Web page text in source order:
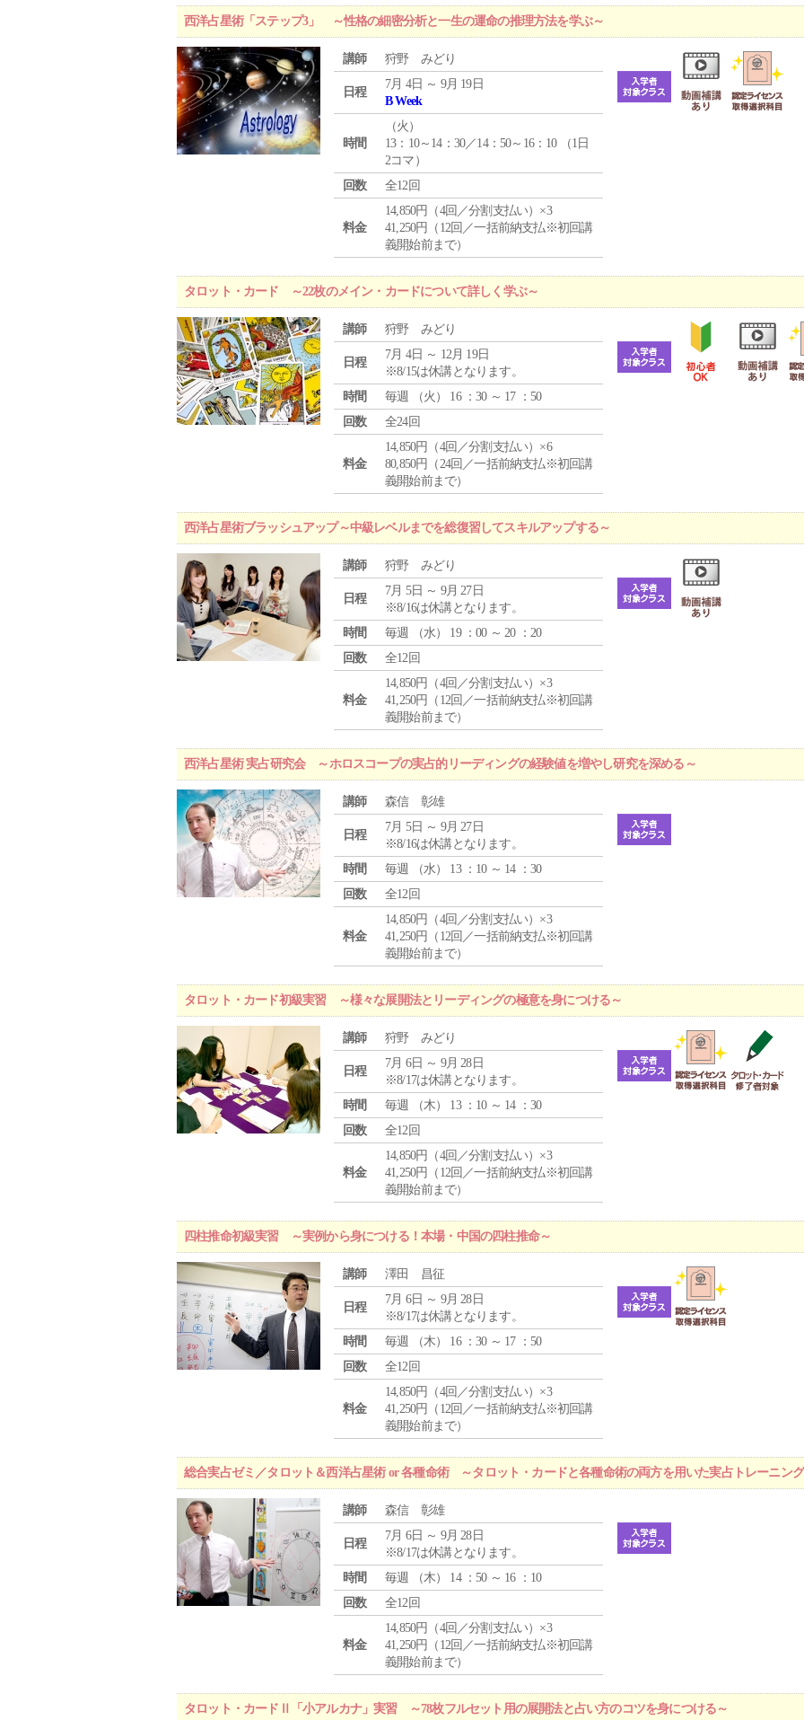
西洋占星術「ステップ3」 ～性格の細密分析と一生の運命の推理方法を学ぶ～
講師 狩野 みどり
日程
7月 4日 ～ 9月 19日
B Week
時間
（火 ）
13：10～14：30／14：50～16：10 （1日
2コマ）
回数
全12回
料金
14,850円（4回／分割支払い）×3
41,250円（12回／一括前納支払※初回講
義開始前まで）
タロット・カード ～22枚のメイン・カードについて詳しく学ぶ～
講師 狩野 みどり
日程
7月 4日 ～ 12月 19日
※8/15は休講となります。
時間
毎週 （火 ） 16 ：30 ～ 17 ：50
回数
全24回
料金
14,850円（4回／分割支払い）×6
80,850円（24回／一括前納支払※初回講
義開始前まで）
西洋占星術ブラッシュアップ～中級レベルまでを総復習してスキルアップする～
講師 狩野 みどり
日程
7月 5日 ～ 9月 27日
※8/16は休講となります。
時間
毎週 （水） 19 ：00 ～ 20 ：20
回数
全12回
料金
14,850円（4回／分割支払い）×3
41,250円（12回／一括前納支払※初回講
義開始前まで）
西洋占星術 実占研究会 ～ホロスコープの実占的リーディングの経験値を増やし研究を深める～
講師 森信 彰雄
日程
7月 5日 ～ 9月 27日
※8/16は休講となります。
時間
毎週 （水） 13 ：10 ～ 14 ：30
回数
全12回
料金
14,850円（4回／分割支払い）×3
41,250円（12回／一括前納支払※初回講
義開始前まで）
タロット・カード初級実習 ～様々な展開法とリーディングの極意を身につける～
講師 狩野 みどり
日程
7月 6日 ～ 9月 28日
※8/17は休講となります。
時間
毎週 （木） 13 ：10 ～ 14 ：30
回数
全12回
料金
14,850円（4回／分割支払い）×3
41,250円（12回／一括前納支払※初回講
義開始前まで）
四柱推命初級実習 ～実例から身につける！本場・中国の四柱推命～
講師 澤田 昌征
日程
7月 6日 ～ 9月 28日
※8/17は休講となります。
時間
毎週 （木） 16 ：30 ～ 17 ：50
回数
全12回
料金
14,850円（4回／分割支払い）×3
41,250円（12回／一括前納支払※初回講
義開始前まで）
総合実占ゼミ／タロット＆西洋占星術 or 各種命術 ～タロット・カードと各種命術の両方を用いた実占トレーニン
講師 森信 彰雄
日程
7月 6日 ～ 9月 28日
※8/17は休講となります。
時間
毎週 （木） 14 ：50 ～ 16 ：10
回数
全12回
料金
14,850円（4回／分割支払い）×3
41,250円（12回／一括前納支払※初回講
義開始前まで）
タロット・カードⅡ「小アルカナ」実習 ～78枚フルセット用の展開法と占い方のコツを身につける～